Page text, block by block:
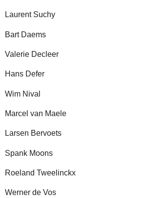
Laurent Suchy
Bart Daems
Valerie Decleer
Hans Defer
Wim Nival
Marcel van Maele
Larsen Bervoets
Spank Moons
Roeland Tweelinckx
Werner de Vos